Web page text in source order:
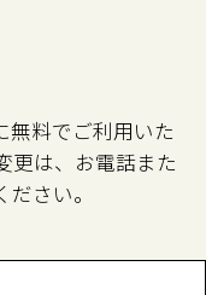
無料でご利用いた
更は、お電話また
さい。